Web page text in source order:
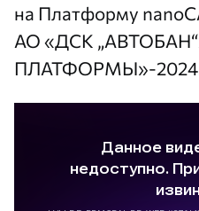
на Платформу
АО «ДСК
ПЛАТФОРМЫ»-